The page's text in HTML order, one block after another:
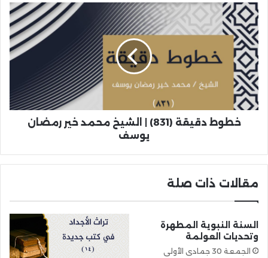
خطوط دقيقة (831) | الشيخ محمد خير رمضان
يوسف
مقالات ذات صلة
السنة النبوية المطهرة
وتحديات العولمة
الجمعة 30 جمادى الأولى